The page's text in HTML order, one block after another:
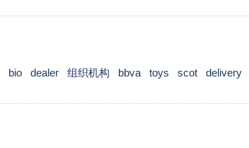
bio dealer 组织机构 bbva toys scot delivery